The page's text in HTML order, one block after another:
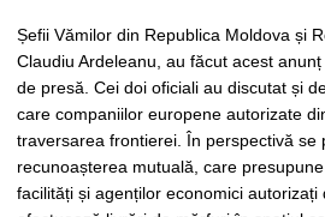
Șefii Vămilor din Republica Moldova și
Claudiu Ardeleanu, au făcut acest
de presă. Cei doi oficiali au discutat și
care companiilor europene autorizate
traversarea frontierei. În perspectivă se
recunoașterea mutuală, care
facilități și agenților economici autorizați